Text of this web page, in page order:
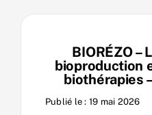
BIORÉZO –
bioproduction
biothérapies
Publié le : 19 mai 2026